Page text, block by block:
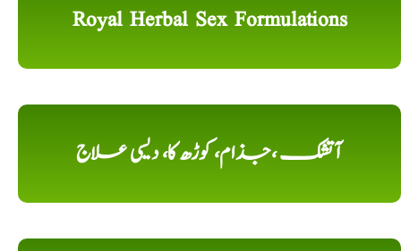
Royal Herbal Sex Formulations
آتشک ،جذام، کوڑھ کا، دیسی علاج